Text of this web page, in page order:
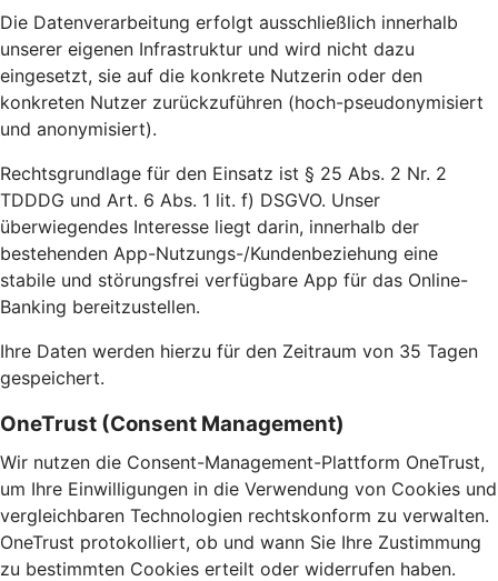
Die Datenverarbeitung erfolgt ausschließlich innerhalb
unserer eigenen Infrastruktur und wird nicht dazu
eingesetzt, sie auf die konkrete Nutzerin oder den
konkreten Nutzer zurückzuführen (hoch-pseudonymisiert
und anonymisiert).
Rechtsgrundlage für den Einsatz ist § 25 Abs. 2 Nr. 2
TDDDG und Art. 6 Abs. 1 lit. f) DSGVO. Unser
überwiegendes Interesse liegt darin, innerhalb der
bestehenden App-Nutzungs-/Kundenbeziehung eine
stabile und störungsfrei verfügbare App für das Online-
Banking bereitzustellen.
Ihre Daten werden hierzu für den Zeitraum von 35 Tagen
gespeichert.
OneTrust (Consent Management)
Wir nutzen die Consent-Management-Plattform OneTrust,
um Ihre Einwilligungen in die Verwendung von Cookies und
vergleichbaren Technologien rechtskonform zu verwalten.
OneTrust protokolliert, ob und wann Sie Ihre Zustimmung
zu bestimmten Cookies erteilt oder widerrufen haben.